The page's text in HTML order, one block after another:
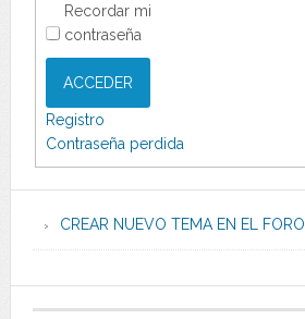
Recordar mi
contraseña
ACCEDER
Registro
Contraseña perdida
CREAR NUEVO TEMA EN EL FORO